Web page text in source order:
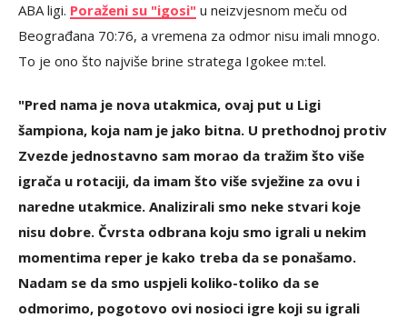
ABA ligi. Poraženi su "igosi" u neizvjesnom meču od
Beograđana 70:76, a vremena za odmor nisu imali mnogo.
To je ono što najviše brine stratega Igokee m:tel.
"Pred nama je nova utakmica, ovaj put u Ligi
šampiona, koja nam je jako bitna. U prethodnoj protiv
Zvezde jednostavno sam morao da tražim što više
igrača u rotaciji, da imam što više svježine za ovu i
naredne utakmice. Analizirali smo neke stvari koje
nisu dobre. Čvrsta odbrana koju smo igrali u nekim
momentima reper je kako treba da se ponašamo.
Nadam se da smo uspjeli koliko-toliko da se
odmorimo, pogotovo ovi nosioci igre koji su igrali